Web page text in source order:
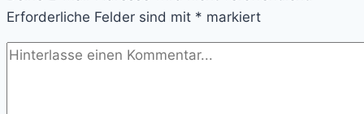
Erforderliche Felder sind mit * markiert